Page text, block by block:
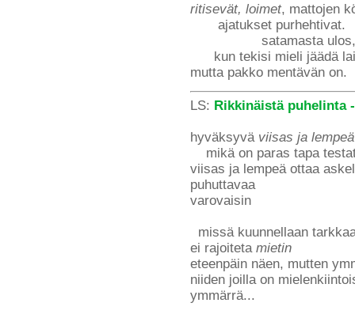
ritisevät, loimet, mattojen
ajatukset purhehtivat.
satamasta ulos,
kun tekisi mieli jäädä
mutta pakko mentävän on.
LS: Rikkinäistä puhelinta
hyväksyvä viisas ja lempeä
mikä on paras tapa
viisas ja lempeä ottaa
puhuttavaa
varovaisin
missä kuunnellaan
ei rajoiteta mietin
eteenpäin näen, mutten
niiden joilla on
ymmärrä...